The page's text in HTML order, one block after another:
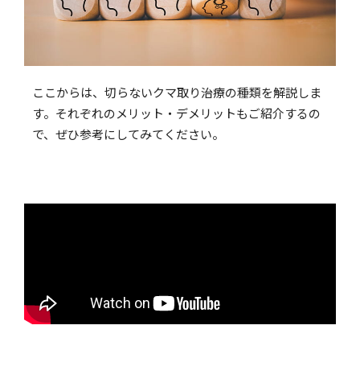
ここからは、切らないクマ取り治療の種類を解説しま
す。それぞれのメリット・デメリットもご紹介するの
で、ぜひ参考にしてみてください。